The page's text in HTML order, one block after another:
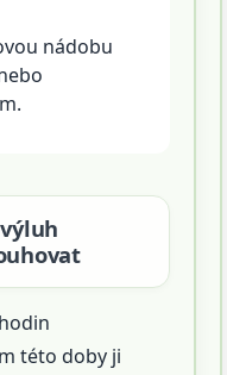
nádobu
této doby ji